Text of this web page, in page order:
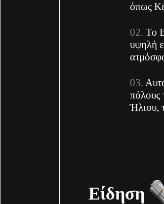
όπως
Το
υψηλή
πόλους
Ήλιου,
Είδηση